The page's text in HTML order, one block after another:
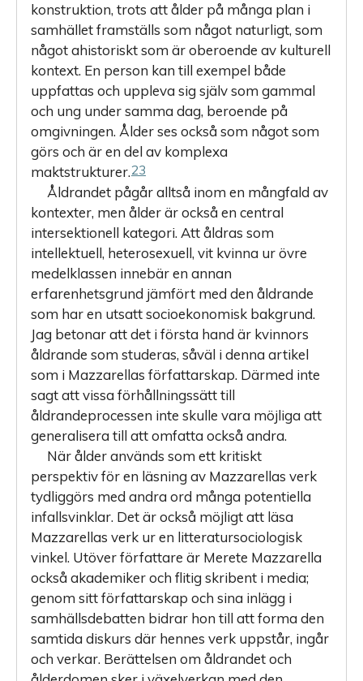
konstruktion, trots att ålder på många plan i
samhället framställs som något naturligt, som
något ahistoriskt som är oberoende av kulturell
kontext. En person kan till exempel både
uppfattas och uppleva sig själv som gammal
och ung under samma dag, beroende på
omgivningen. Ålder ses också som något som
görs och är en del av komplexa
maktstrukturer.23
Åldrandet pågår alltså inom en mångfald av
kontexter, men ålder är också en central
intersektionell kategori. Att åldras som
intellektuell, heterosexuell, vit kvinna ur övre
medelklassen innebär en annan
erfarenhetsgrund jämfört med den åldrande
som har en utsatt socioekonomisk bakgrund.
Jag betonar att det i första hand är kvinnors
åldrande som studeras, såväl i denna artikel
som i Mazzarellas författarskap. Därmed inte
sagt att vissa förhållningssätt till
åldrandeprocessen inte skulle vara möjliga att
generalisera till att omfatta också andra.
När ålder används som ett kritiskt
perspektiv för en läsning av ­Mazzarellas verk
tydliggörs med andra ord många potentiella
infallsvinklar. Det är också möjligt att läsa
Mazzarellas verk ur en litteratursociologisk
vinkel. Utöver författare är Merete Mazzarella
också akademiker och flitig skribent i media;
genom sitt författarskap och sina inlägg i
samhällsdebatten bidrar hon till att forma den
samtida diskurs där hennes verk uppstår, ingår
och verkar. Berättelsen om åldrandet och